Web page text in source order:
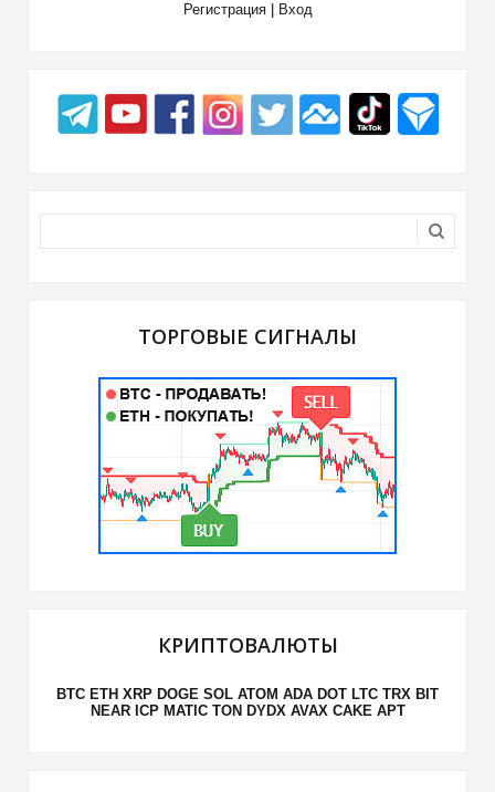
Регистрация| Вход
ТОРГОВЫЕ СИГНАЛЫ
КРИПТОВАЛЮТЫ
BTC ETH XRP DOGE SOL ATOM ADA DOT LTC TRX BIT
NEAR ICP MATIC TON DYDX AVAX CAKE APT